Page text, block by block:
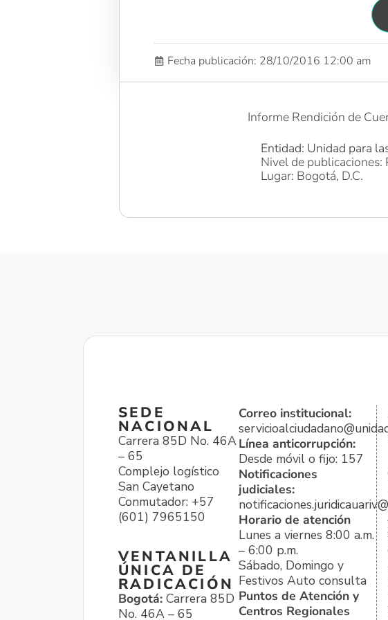
Fecha publicación: 28/10/2016 12:00 am
Informe Rendición de
Entidad: Unidad para
Nivel de publicaciones:
Lugar: Bogotá, D.C.
SEDE
NACIONAL
Carrera 85D No. 46A
– 65
Complejo logístico
San Cayetano
Conmutador: +57
(601) 7965150
VENTANILLA
ÚNICA DE
RADICACIÓN
Bogotá: Carrera 85D
No. 46A – 65
Correo institucional:
Línea anticorrupción:
Desde móvil o fijo: 157
Notificaciones
judiciales:
Horario de atención
Lunes a viernes 8:00 a.m.
– 6:00 p.m.
Sábado, Domingo y
Festivos Auto consulta
Puntos de Atención y
Centros Regionales